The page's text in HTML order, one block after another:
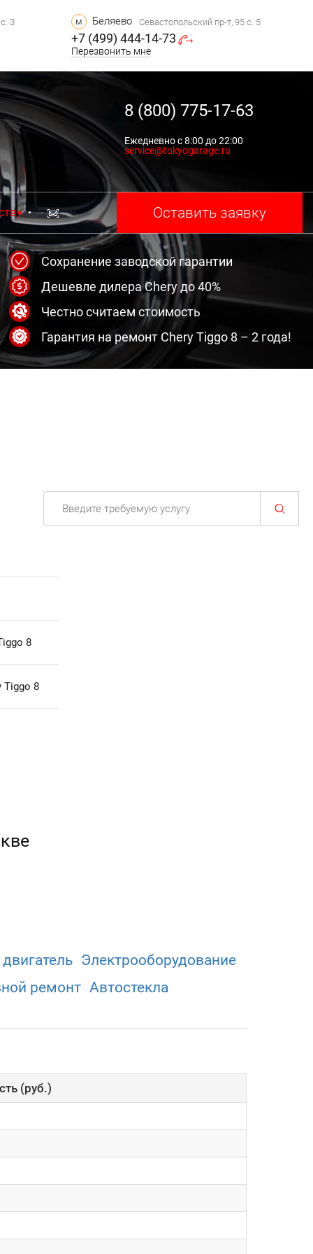
3 м Беляево Севастопольский пр-т, 95 с. 5
+7 (499) 444-14-73
Перезвонить мне
8 (800) 775-17-63
Ежедневно с 8:00 до 22:00
service@tokyogarage.ru
Оставить заявку
Сохранение заводской гарантии
Дешевле дилера Chery до 40%
Честно считаем стоимость
Гарантия на ремонт Chery Tiggo 8 – 2 года!
8
Tiggo 8
Электрооборудованиe
ремонт Автостекла
(руб.)